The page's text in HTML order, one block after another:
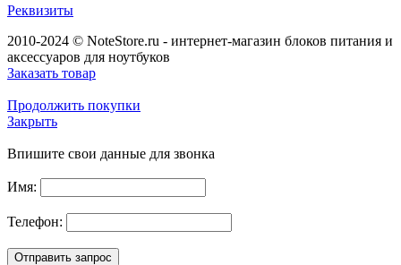
Реквизиты
2010-2024 © NoteStore.ru - интернет-магазин блоков питания и
аксессуаров для ноутбуков
Заказать товар
Продолжить покупки
Закрыть
Впишите свои данные для звонка
Имя:
Телефон: